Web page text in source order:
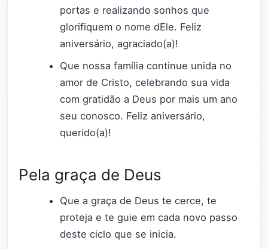
portas e realizando sonhos que
glorifiquem o nome dEle. Feliz
aniversário, agraciado(a)!
Que nossa família continue unida no
amor de Cristo, celebrando sua vida
com gratidão a Deus por mais um ano
seu conosco. Feliz aniversário,
querido(a)!
Pela graça de Deus
Que a graça de Deus te cerce, te
proteja e te guie em cada novo passo
deste ciclo que se inicia.